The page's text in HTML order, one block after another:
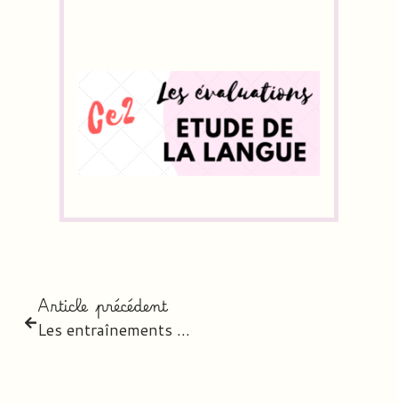
Article précédent
Les entraînements